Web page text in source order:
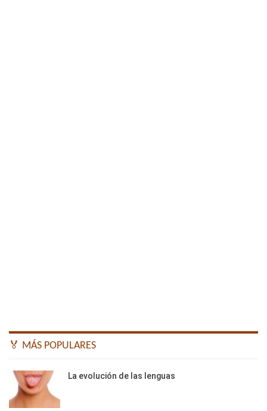
🏅 MÁS POPULARES
La evolución de las lenguas